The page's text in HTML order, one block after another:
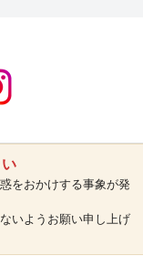
をおかけする事象が発
いようお願い申し上げ